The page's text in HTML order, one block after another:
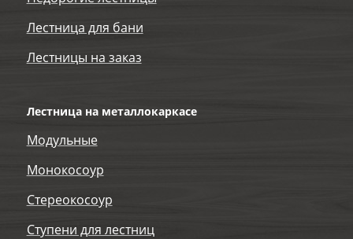
Лестница для бани
Лестницы на заказ
Лестница на металлокаркасе
Модульные
Монокосоур
Стереокосоур
Ступени для лестниц